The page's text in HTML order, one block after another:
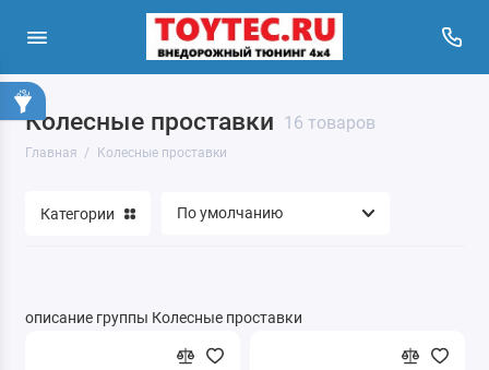
Колесные проставки 16 товаров
Главная Колесные проставки
Категории
описание группы Колесные проставки